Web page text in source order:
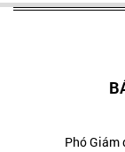
Phó Giám